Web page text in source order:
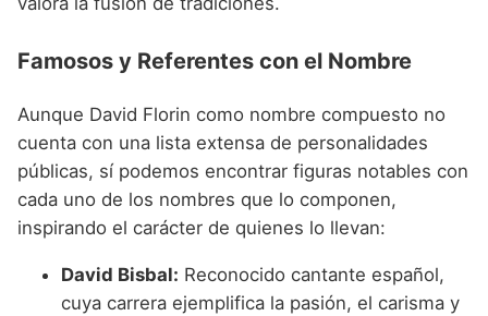
Famosos y Referentes con el Nombre
Aunque David Florin como nombre compuesto no
cuenta con una lista extensa de personalidades
públicas, sí podemos encontrar figuras notables con
cada uno de los nombres que lo componen,
inspirando el carácter de quienes lo llevan:
David Bisbal: Reconocido cantante español,
cuya carrera ejemplifica la pasión, el carisma y